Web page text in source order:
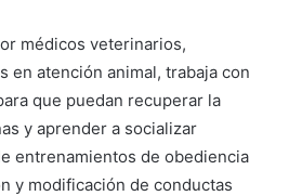
médicos veterinarios,
en atención animal, trabaja con
que puedan recuperar la
y aprender a socializar
entrenamientos de obediencia
y modificación de conductas